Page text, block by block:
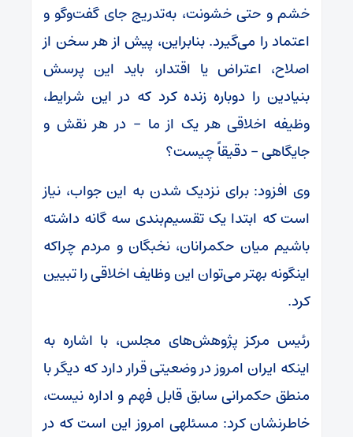
خشم و حتی خشونت، به‌تدریج جای گفت‌وگو و
اعتماد را می‌گیرد. بنابراین، پیش از هر سخن از
اصلاح، اعتراض یا اقتدار، باید این پرسش
بنیادین را دوباره زنده کرد که در این شرایط،
وظیفه اخلاقی هر یک از ما – در هر نقش و
جایگاهی – دقیقاً چیست؟
وی افزود: برای نزدیک شدن به این جواب، نیاز
است که ابتدا یک تقسیم‌بندی سه گانه داشته
باشیم میان حکمرانان، نخبگان و مردم چراکه
اینگونه بهتر می‌توان این وظایف اخلاقی را تبیین
کرد.
رئیس مرکز پژوهش‌های مجلس، با اشاره به
اینکه ایران امروز در وضعیتی قرار دارد که دیگر با
منطق حکمرانی سابق قابل فهم و اداره نیست،
خاطرنشان کرد: مسئلهی امروز این است که در